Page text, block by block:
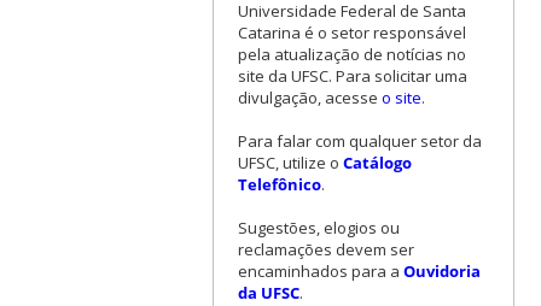
Universidade Federal de Santa
Catarina é o setor responsável
pela atualização de notícias no
site da UFSC. Para solicitar uma
divulgação, acesse o site.
Para falar com qualquer setor da
UFSC, utilize o Catálogo
Telefônico.
Sugestões, elogios ou
reclamações devem ser
encaminhados para a Ouvidoria
da UFSC.